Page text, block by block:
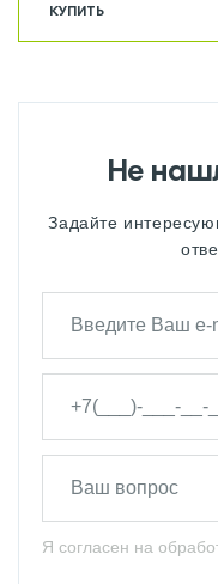
КУПИТЬ
Не
Задайте
Я согласен на